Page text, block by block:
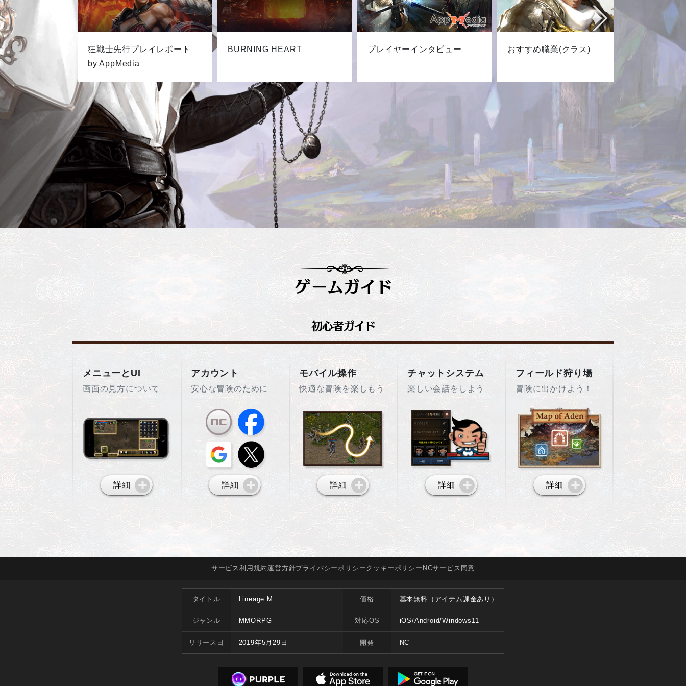
狂戦士先行プレイレポート
by AppMedia
BURNING HEART プレイヤーインタビュー おすすめ職業(クラス) 最新キ
メニューとUI
画面の見方について
詳細
アカウント
安心な冒険のために
詳細
モバイル操作
快適な冒険を楽しもう
詳細
チャットシステム
楽しい会話をしよう
詳細
フィールド狩り場
冒険に出かけよう！
詳細
サービス利用規約運営方針プライバシーポリシークッキーポリシー NCサービス 同意
タイトル Lineage M
ジャンル MMORPG
リリース日 2019年5月29日
価格 基本無料（アイテム課金あり）
対応OS iOS/Android/Windows11
開発 NC